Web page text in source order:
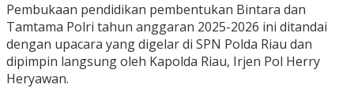
Pembukaan pendidikan pembentukan Bintara dan
Tamtama Polri tahun anggaran 2025-2026 ini ditandai
dengan upacara yang digelar di SPN Polda Riau dan
dipimpin langsung oleh Kapolda Riau, Irjen Pol Herry
Heryawan.